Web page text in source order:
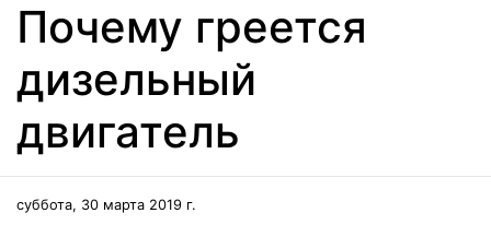
Почему греется
дизельный
двигатель
суббота, 30 марта 2019 г.